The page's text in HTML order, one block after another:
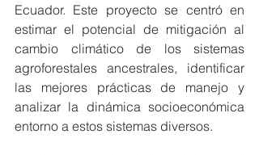
Ecuador. Este proyecto se centró en
estimar el potencial de mitigación al
cambio climático de los sistemas
agroforestales ancestrales, identificar
las mejores prácticas de manejo y
analizar la dinámica socioeconómica
entorno a estos sistemas diversos.